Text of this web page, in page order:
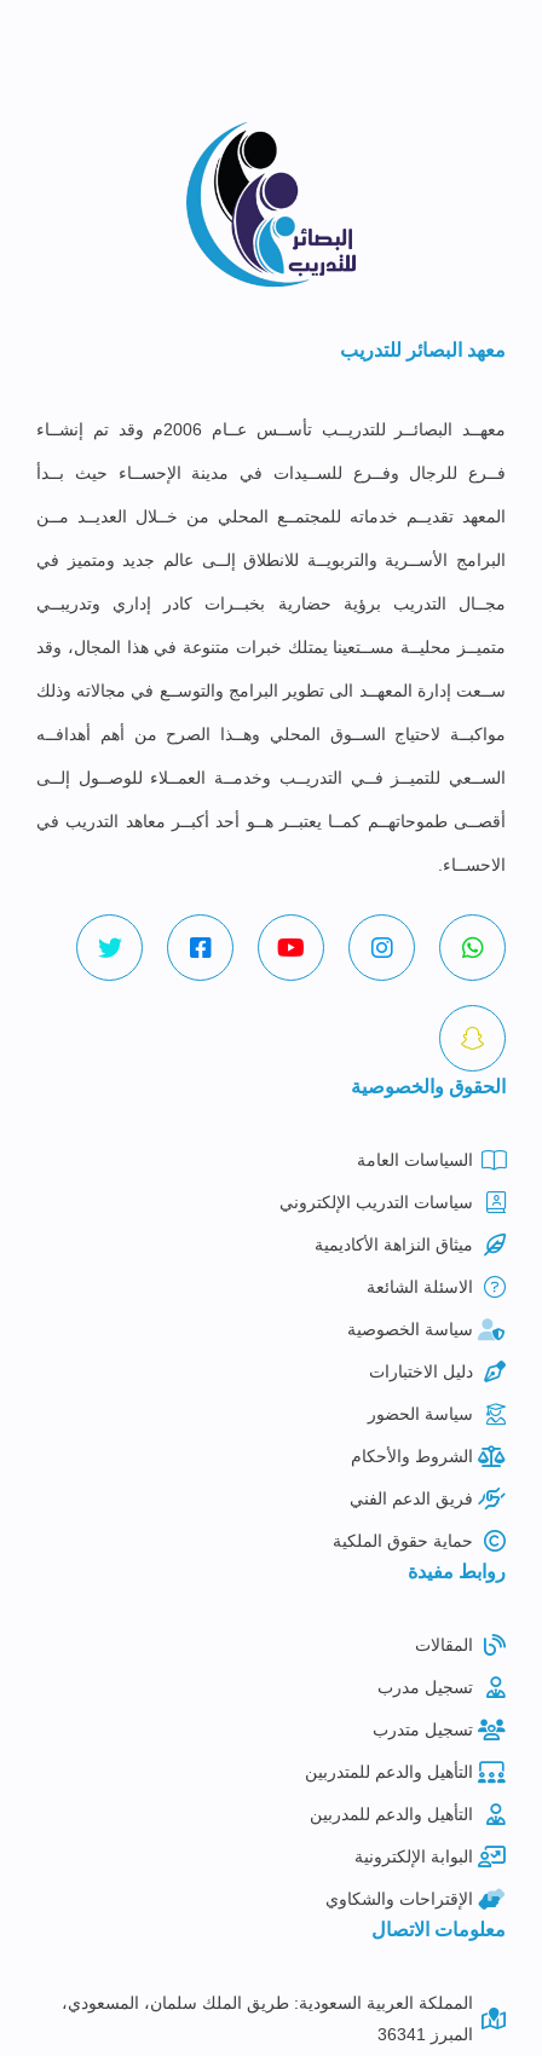
معهد البصائر للتدريب
معهــد البصائــر للتدريــب تأســس عــام 2006م وقد تم إنشــاء
فــرع للرجال وفــرع للســيدات في مدينة الإحســاء حيث بــدأ
المعهد تقديــم خدماته للمجتمــع المحلي من خــلال العديــد مــن
البرامج الأســرية والتربويــة للانطلاق إلــى عالم جديد ومتميز في
مجــال التدريب برؤية حضارية بخبــرات كادر إداري وتدريبــي
متميــز محليــة مســتعينا يمتلك خبرات متنوعة في هذا المجال، وقد
ســعت إدارة المعهــد الى تطوير البرامج والتوســع في مجالاته وذلك
مواكبــة لاحتياج الســوق المحلي وهــذا الصرح من أهم أهدافــه
الســعي للتميــز فــي التدريــب وخدمــة العمــلاء للوصــول إلــى
أقصــى طموحاتهــم كمــا يعتبــر هــو أحد أكبــر معاهد التدريب في
الاحســاء.
الحقوق والخصوصية
السياسات العامة
سياسات التدريب الإلكتروني
ميثاق النزاهة الأكاديمية
الاسئلة الشائعة
سياسة الخصوصية
دليل الاختبارات
سياسة الحضور
الشروط والأحكام
فريق الدعم الفني
حماية حقوق الملكية
روابط مفيدة
المقالات
تسجيل مدرب
تسجيل متدرب
التأهيل والدعم للمتدربين
التأهيل والدعم للمدربين
البوابة الإلكترونية
الإقتراحات والشكاوي
معلومات الاتصال
المملكة العربية السعودية: طريق الملك سلمان، المسعودي،
المبرز 36341